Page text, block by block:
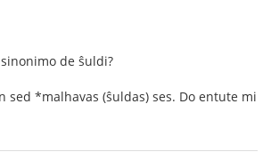
de ŝuldi?
sed *malhavas (ŝuldas) ses. Do entute mi